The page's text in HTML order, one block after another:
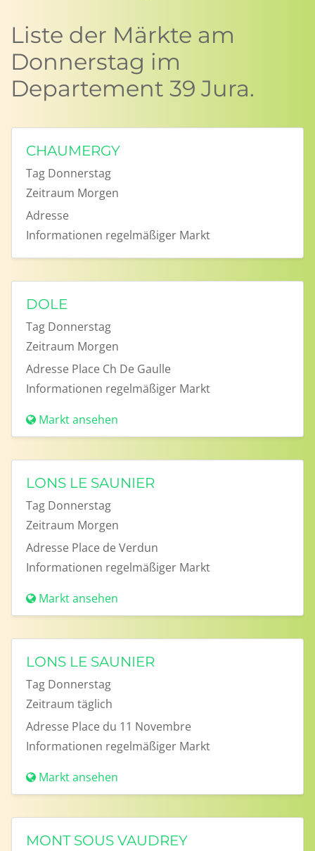
Liste der Märkte am
Donnerstag im
Departement 39 Jura.
CHAUMERGY
Tag Donnerstag
Zeitraum Morgen
Adresse
Informationen regelmäßiger Markt
DOLE
Tag Donnerstag
Zeitraum Morgen
Adresse Place Ch De Gaulle
Informationen regelmäßiger Markt
Markt ansehen
LONS LE SAUNIER
Tag Donnerstag
Zeitraum Morgen
Adresse Place de Verdun
Informationen regelmäßiger Markt
Markt ansehen
LONS LE SAUNIER
Tag Donnerstag
Zeitraum täglich
Adresse Place du 11 Novembre
Informationen regelmäßiger Markt
Markt ansehen
MONT SOUS VAUDREY